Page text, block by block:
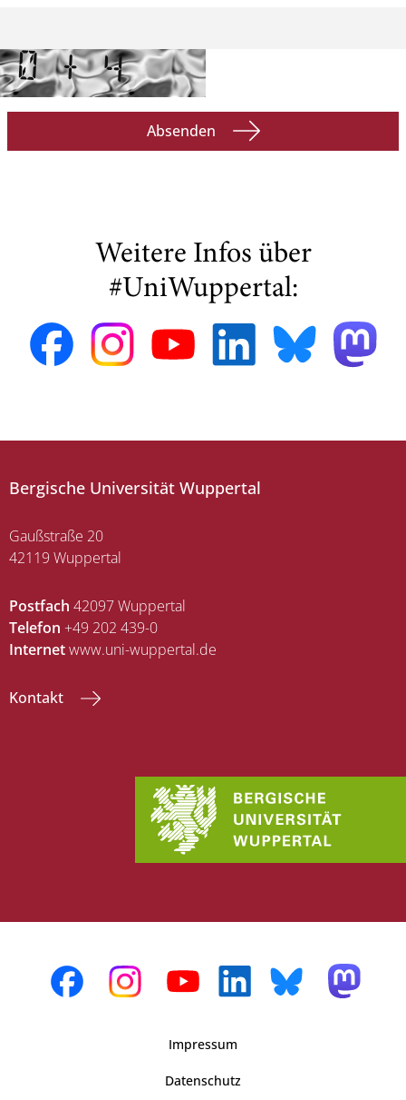
Absenden
Weitere Infos über
#UniWuppertal:
Bergische Universität Wuppertal
Gaußstraße 20
42119 Wuppertal
Postfach 42097 Wuppertal
Telefon +49 202 439-0
Internetwww.uni-wuppertal.de
Kontakt
Impressum
Datenschutz